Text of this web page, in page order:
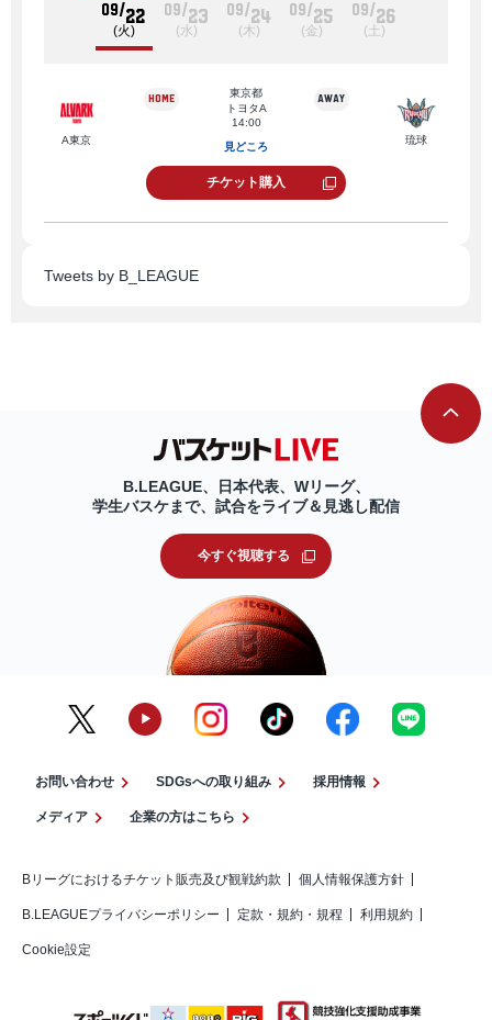
09/22
(火)
09/23
(水)
09/24
(木)
09/25
(金)
09/26
(土)
A東京
東京都
トヨタA
14:00
見どころ
琉球
チケット購入
Tweets by B_LEAGUE
B.LEAGUE、日本代表、Wリーグ、
学生バスケまで、試合をライブ＆見逃し配信
今すぐ視聴する
お問い合わせ SDGsへの取り組み 採用情報
メディア 企業の方はこちら
Bリーグにおけるチケット販売及び観戦約款 個人情報保護方針
B.LEAGUEプライバシーポリシー 定款・規約・規程 利用規約
Cookie設定